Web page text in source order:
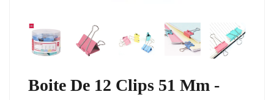
Boite De 12 Clips 51 Mm -